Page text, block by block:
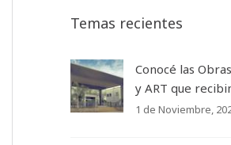
Temas recientes
Conocé las
y ART que
1 de Noviembre,